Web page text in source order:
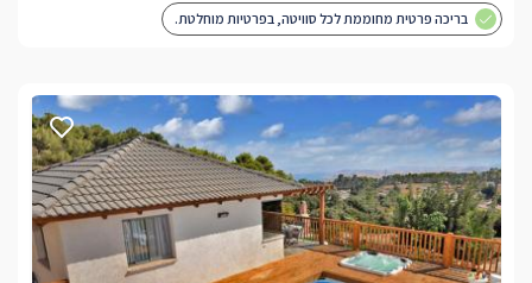
בריכה פרטית מחוממת לכל סוויטה, בפרטיות מוחלטת.